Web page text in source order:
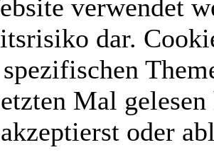
verwendet
dar.
Mal
oder